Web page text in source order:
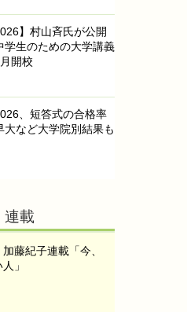
】村山斉氏が公開
学生のための大学講義
開校
、短答式の合格率
など大学院別結果も
連載
藤紀子連載「今、
」